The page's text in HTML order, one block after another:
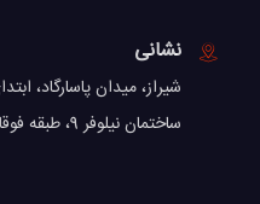
نشانی
شیراز، میدان پاسارگاد،
ساختمان نیلوفر 9، طبقه فوقانی بانک رفاه